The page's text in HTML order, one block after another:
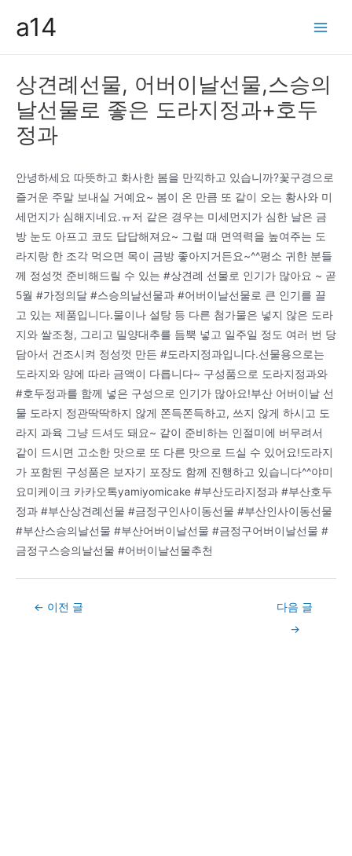
a14
상견례선물, 어버이날선물,스승의
날선물로 좋은 도라지정과+호두
정과
안녕하세요 따뜻하고 화사한 봄을 만끽하고 있습니까?꽃구경으로
즐거운 주말 보내실 거예요~ 봄이 온 만큼 또 같이 오는 황사와 미
세먼지가 심해지네요.ㅠ저 같은 경우는 미세먼지가 심한 날은 금
방 눈도 아프고 코도 답답해져요~ 그럴 때 면역력을 높여주는 도
라지랑 한 조각 먹으면 목이 금방 좋아지거든요~^^평소 귀한 분들
께 정성껏 준비해드릴 수 있는 #상견례 선물로 인기가 많아요 ~ 곧
5월 #가정의달 #스승의날선물과 #어버이날선물로 큰 인기를 끌
고 있는 제품입니다.물이나 설탕 등 다른 첨가물은 넣지 않은 도라
지와 쌀조청, 그리고 밀양대추를 듬뿍 넣고 일주일 정도 여러 번 당
담아서 건조시켜 정성껏 만든 #도라지정과입니다.선물용으로는
도라지와 양에 따라 금액이 다릅니다~ 구성품으로 도라지정과와
#호두정과를 함께 넣은 구성으로 인기가 많아요!부산 어버이날 선
물 도라지 정관딱딱하지 않게 쫀득쫀득하고, 쓰지 않게 하시고 도
라지 과육 그냥 드셔도 돼요~ 같이 준비하는 인절미에 버무려서
같이 드시면 고소한 맛으로 또 다른 맛으로 드실 수 있어요!도라지
가 포함된 구성품은 보자기 포장도 함께 진행하고 있습니다^^야미
요미케이크 카카오톡yamiyomicake #부산도라지정과 #부산호두
정과 #부산상견례선물 #금정구인사이동선물 #부산인사이동선물
#부산스승의날선물 #부산어버이날선물 #금정구어버이날선물 #
금정구스승의날선물 #어버이날선물추천
Post← 이전 글
다음 글
→